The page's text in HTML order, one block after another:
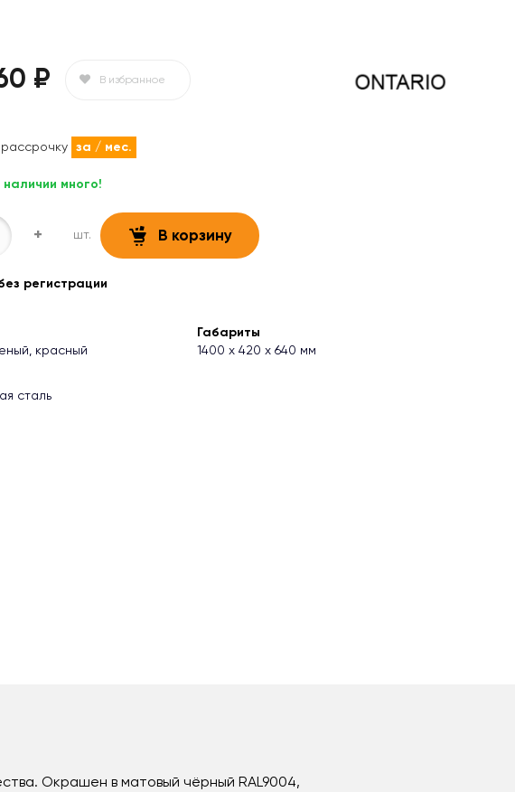
₽ В избранное
рассрочку за / мес.
наличии много!
+ шт. В корзину
регистрации
красный
Габариты
1400 х 420 х 640 мм
сталь
Окрашен в матовый чёрный RAL9004,